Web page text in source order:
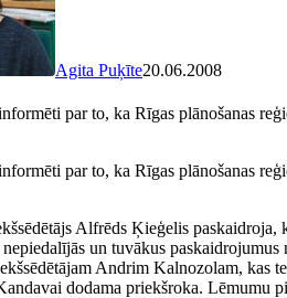
Agita Puķīte20.06.2008
par to, ka Rīgas plānošanas
par to, ka Rīgas plānošanas
Alfrēds Ķieģelis
un tuvākus
Andrim Kalnozolam,
dodama priekšroka. Lēmumu